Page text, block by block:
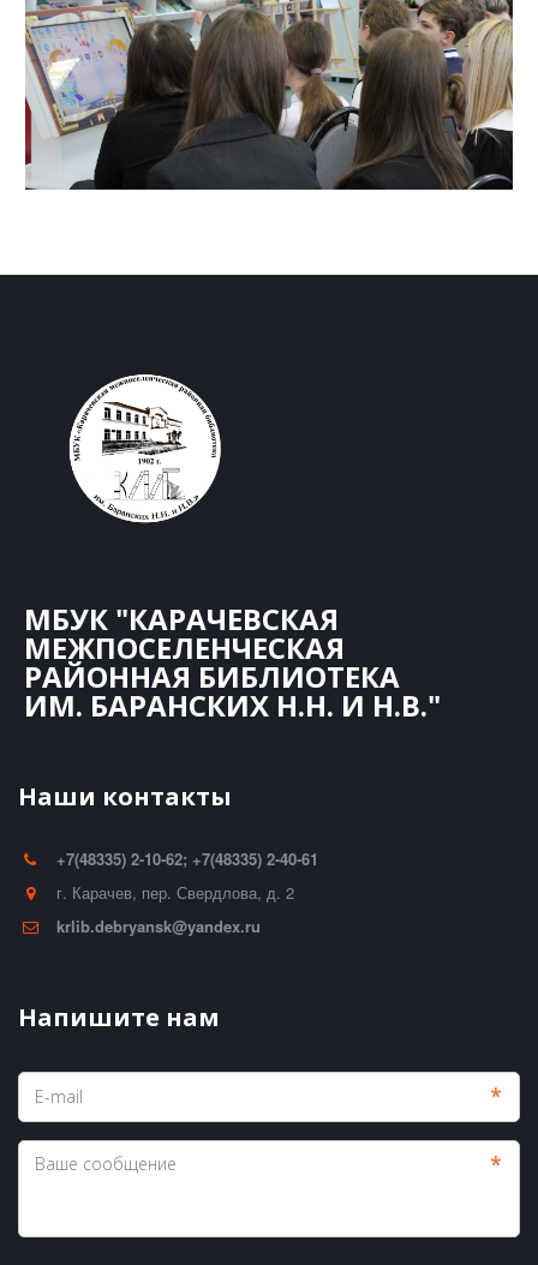
МБУК "КАРАЧЕВСКАЯ
МЕЖПОСЕЛЕНЧЕСКАЯ
РАЙОННАЯ БИБЛИОТЕКА
ИМ. БАРАНСКИХ Н.Н. И Н.В."
Наши контакты
+7(48335) 2-10-62; +7(48335) 2-40-61
г. Карачев, пер. Свердлова, д. 2
krlib.debryansk@yandex.ru
Напишите нам
*
*